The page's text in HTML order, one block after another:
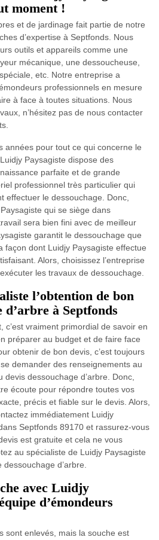
moment !
et de jardinage fait partie de notre
d’expertise à Septfonds. Nous
outils et appareils comme une
mécanique, une dessoucheuse,
etc. Notre entreprise a
professionnels en mesure
à face à toutes situations. Nous
n’hésitez pas de nous contacter
années pour tout ce qui concerne le
Paysagiste dispose des
parfaite et de grande
professionnel très particulier qui
effectuer le dessouchage. Donc,
qui se siège dans
sera bien fini avec de meilleur
garantit le dessouchage que
façon dont Luidjy Paysagiste effectue
Alors, choisissez l’entreprise
les travaux de dessouchage.
l’obtention de bon
d’arbre à Septfonds
c’est vraiment primordial de savoir en
préparer au budget et de faire face
obtenir de bon devis, c’est toujours
demander des renseignements au
dessouchage d’arbre. Donc,
écoute pour répondre toutes vos
précis et fiable sur le devis. Alors,
immédiatement Luidjy
Septfonds 89170 et rassurez-vous
est gratuite et cela ne vous
au spécialiste de Luidjy Paysagiste
dessouchage d’arbre.
avec Luidjy
d’émondeurs
sont enlevés, mais la souche est